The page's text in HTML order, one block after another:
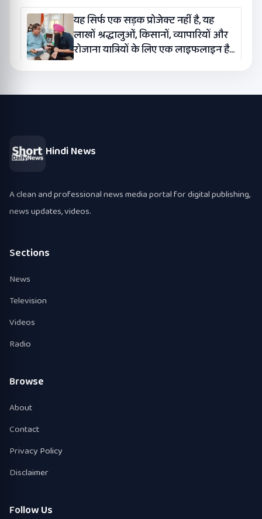
यह सिर्फ एक सड़क प्रोजेक्ट नहीं है, यह
लाखों श्रद्धालुओं, किसानों, व्यापारियों और
रोजाना यात्रियों के लिए एक लाइफलाइन है:
Hindi News
A clean and professional news media portal for digital publishing,
news updates, videos.
Sections
News
Television
Videos
Radio
Browse
About
Contact
Privacy Policy
Disclaimer
Follow Us